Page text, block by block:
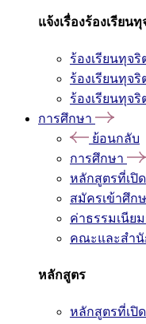
แจ้งเรื่องร้องเรียนทุ
ร้องเรียนทุจ
ร้องเรียนทุจ
ร้องเรียนทุจ
การศึกษา
ย้อนกลับ
การศึกษา
หลักสูตรที่เปิ
สมัครเข้าศึก
ค่าธรรมเนีย
คณะและสำนั
หลักสูตร
หลักสูตรที่เปิ